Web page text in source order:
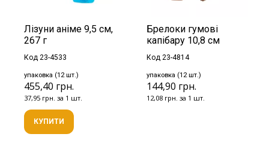
Лізуни аніме 9,5 см,
267 г
Код 23-4533
упаковка (12 шт.)
455,40 грн.
37,95 грн. за 1 шт.
КУПИТИ
Брелоки гумові
капібару 10,8 см
Код 23-4814
упаковка (12 шт.)
144,90 грн.
12,08 грн. за 1 шт.